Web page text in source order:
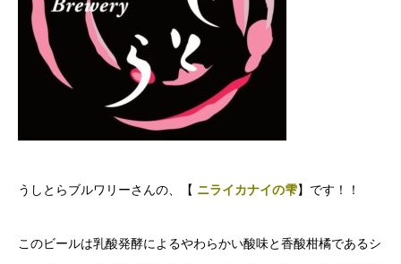
うしとらブルワリーさんの、【 ニライカナイの雫】です！！
このビールは乳酸発酵によるやわらかい酸味と香酸柑橘であるシ